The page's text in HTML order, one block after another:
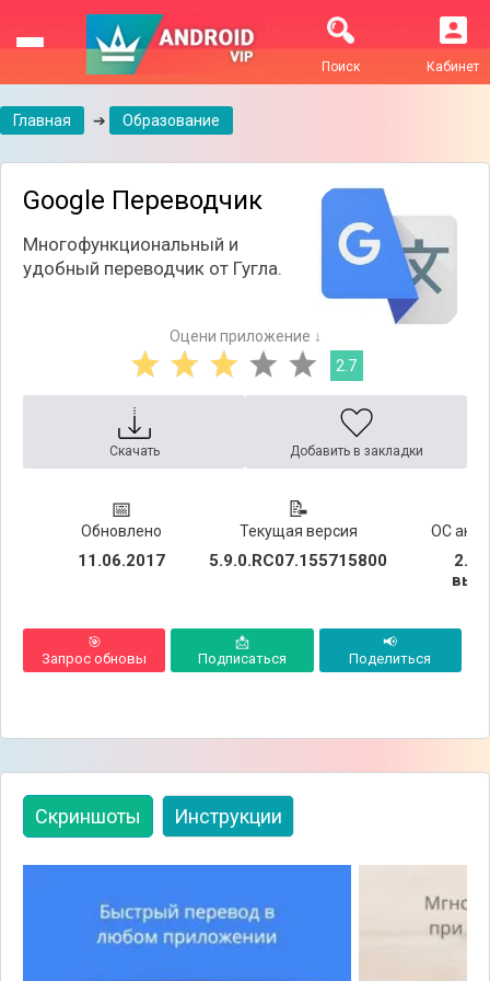
Кабинет
Поиск
Главная ➔ Образование
Google Переводчик
Многофункциональный и
удобный переводчик от Гугла.
Оцени приложение ↓
2.7
Скачать Добавить в закладки
📅
Обновлено
11.06.2017
📝
Текущая версия
5.9.0.RC07.155715800
ОС
2.1
🎯
Запрос обновы
📩
Подписаться
📢
Поделиться
Скриншоты Инструкции